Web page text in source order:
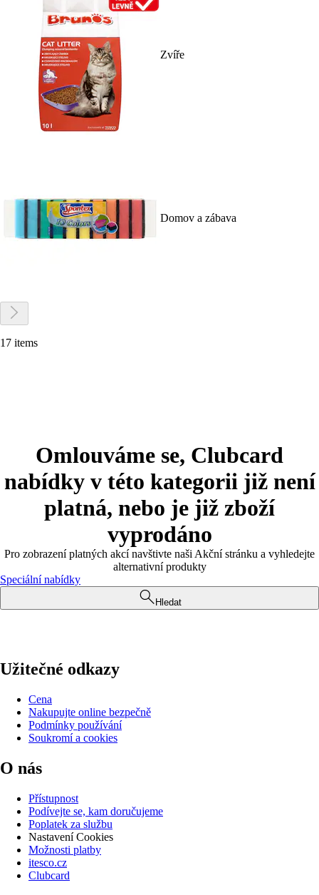
Zvíře
Domov a zábava
17 items
Omlouváme se, Clubcard
nabídky v této kategorii již není
platná, nebo je již zboží
vyprodáno
Pro zobrazení platných akcí navštivte naši Akční stránku a vyhledejte
alternativní produkty
Speciální nabídky
Hledat
Užitečné odkazy
Cena
Nakupujte online bezpečně
Podmínky používání
Soukromí a cookies
O nás
Přístupnost
Podívejte se, kam doručujeme
Poplatek za službu
Nastavení Cookies
Možnosti platby
itesco.cz
Clubcard